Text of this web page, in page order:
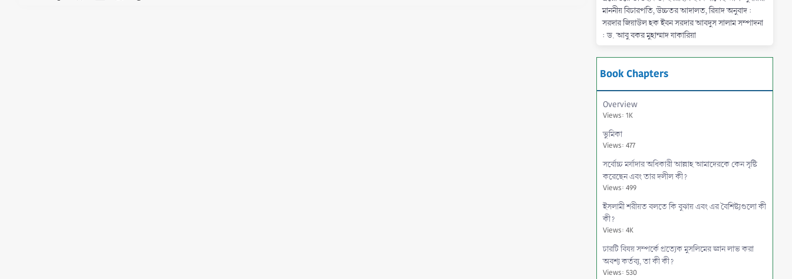
মাননীয় বিচারপতি, উচ্চতর আদালত, রিয়াদ অনুবাদ :
সরদার জিয়াউল হক ইবন সরদার আবদুস সালাম সম্পাদনা
: ড. আবু বকর মুহাম্মাদ যাকারিয়া
Book Chapters
Overview
Views: 1K
ভুমিকা
Views: 477
সর্বোচ্চ মর্যাদার অধিকারী আল্লাহ আমাদেরকে কেন সৃষ্টি
করেছেন এবং তার দলীল কী?
Views: 499
ইসলামী শরীয়ত বলতে কি বুঝায় এবং এর বৈশিষ্ট্যগুলো কী
কী?
Views: 4K
চারটি বিষয় সম্পর্কে প্রত্যেক মুসলিমের জ্ঞান লাভ করা
অবশ্য কর্তব্য, তা কী কী?
Views: 530